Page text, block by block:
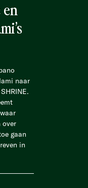
naar
over
gaan
in